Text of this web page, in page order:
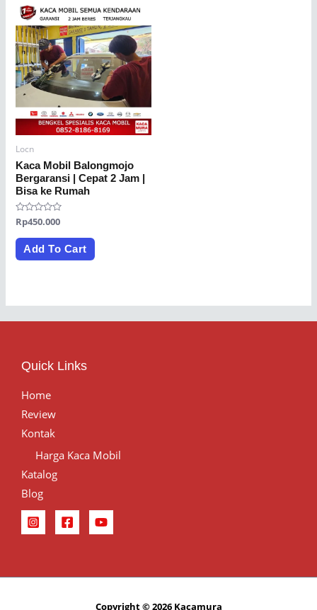
Locn
Kaca Mobil Balongmojo
Bergaransi | Cepat 2 Jam |
Bisa ke Rumah
Rated
0
out
Rp450.000
Add To Cart
Quick Links
Home
Review
Kontak
Harga Kaca Mobil
Katalog
Blog
Copyright © 2026 Kacamura